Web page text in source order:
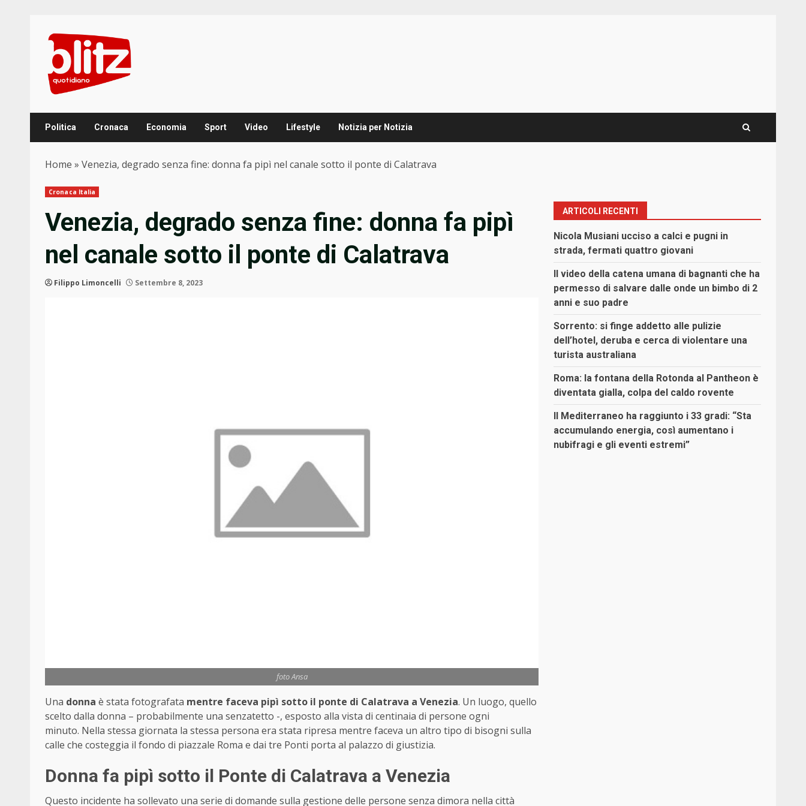
content
Politica Cronaca Economia Sport Video Lifestyle Notizia per Notizia
Home » Venezia, degrado senza fine: donna fa pipì nel canale sotto il ponte di Calatrava
Cronaca Italia
Venezia, degrado senza fine: donna fa pipì
nel canale sotto il ponte di Calatrava
Filippo Limoncelli Settembre 8, 2023
foto Ansa
Una donna è stata fotografata mentre faceva pipì sotto il ponte di Calatrava a Venezia. Un luogo, quello
scelto dalla donna – probabilmente una senzatetto -, esposto alla vista di centinaia di persone ogni
minuto. Nella stessa giornata la stessa persona era stata ripresa mentre faceva un altro tipo di bisogni sulla
calle che costeggia il fondo di piazzale Roma e dai tre Ponti porta al palazzo di giustizia.
Donna fa pipì sotto il Ponte di Calatrava a Venezia
Questo incidente ha sollevato una serie di domande sulla gestione delle persone senza dimora nella città
ARTICOLI RECENTI
Nicola Musiani ucciso a calci e pugni in
strada, fermati quattro giovani
Il video della catena umana di bagnanti che ha
permesso di salvare dalle onde un bimbo di 2
anni e suo padre
Sorrento: si finge addetto alle pulizie
dell’hotel, deruba e cerca di violentare una
turista australiana
Roma: la fontana della Rotonda al Pantheon è
diventata gialla, colpa del caldo rovente
Il Mediterraneo ha raggiunto i 33 gradi: “Sta
accumulando energia, così aumentano i
nubifragi e gli eventi estremi”